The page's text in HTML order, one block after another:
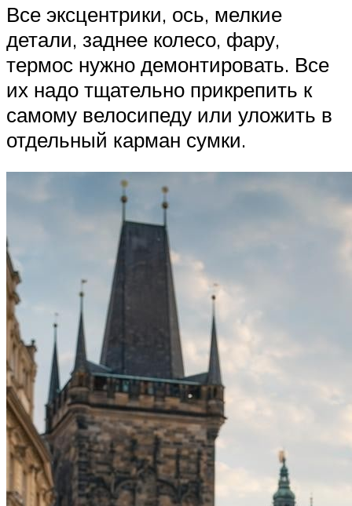
Все эксцентрики, ось, мелкие
детали, заднее колесо, фару,
термос нужно демонтировать. Все
их надо тщательно прикрепить к
самому велосипеду или уложить в
отдельный карман сумки.